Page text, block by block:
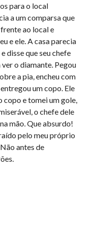
para o local
a um comparsa que
ao local e
e ele. A casa parecia
disse que seu chefe
o diamante. Pegou
a pia, encheu com
um copo. Ele
copo e tomei um gole,
o chefe dele
mão. Que absurdo!
pelo meu próprio
antes de